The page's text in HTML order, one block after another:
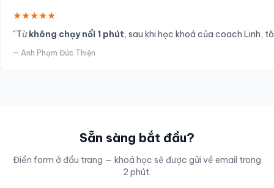
★★★★★
"Từkhông chạy nổi 1 phút, sau khi học khoá của coach Linh,
— Anh Phạm Đức Thiện
Sẵn sàng bắt đầu?
Điền form ở đầu trang — khoá học sẽ được gửi về email trong
2 phút.